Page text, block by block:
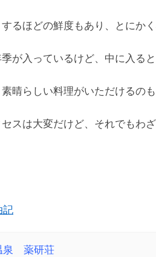
るほどの鮮度もあり、とにかく
が入っているけど、中に入る
晴らしい料理がいただけるのも
スは大変だけど、それでもわ
記
泉 薬研荘